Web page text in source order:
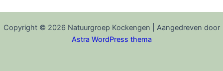
Copyright © 2026 Natuurgroep Kockengen | Aangedreven door
Astra WordPress thema